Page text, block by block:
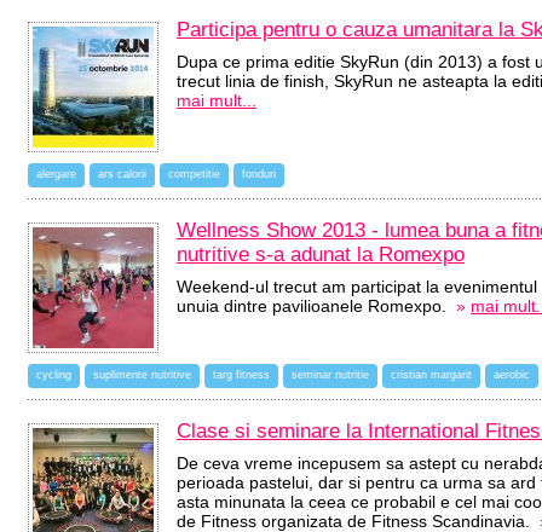
Participa pentru o cauza umanitara la
Dupa ce prima editie SkyRun (din 2013) a fost
trecut linia de finish, SkyRun ne asteapta la
mai mult...
alergare ars calorii competitie fonduri
Wellness Show 2013 - lumea buna a
nutritive s-a adunat la Romexpo
Weekend-ul trecut am participat la
unuia dintre pavilioanele Romexpo. » mai
cycling suplimente nutritive targ fitness seminar nutritie cristian margarit aerobic
Clase si seminare la International
De ceva vreme incepusem sa astept cu
perioada pastelui, dar si pentru ca urma sa
asta minunata la ceea ce probabil e cel mai
de Fitness organizata de Fitness Scandinavia.